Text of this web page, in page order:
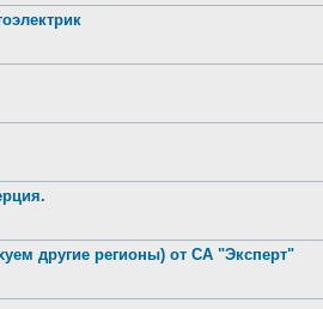
другие регионы) от СА "Эксперт"